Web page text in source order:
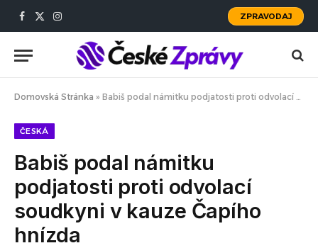
Facebook
X
Instagram
ZPRAVODAJ
Domovská Stránka » Babiš podal námitku podjatosti proti odvolací soudkyni v kauze Čapího hnízda
ČESKÁ
Babiš podal námitku
podjatosti proti odvolací
soudkyni v kauze Čapího
hnízda